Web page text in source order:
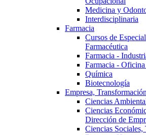
Medicina y
Interdisciplinaria
Farmacia
Cursos de
Farmacéutica
Farmacia -
Farmacia -
Química
Biotecnología
Empresa,
Ciencias
Ciencias
Dirección de
Ciencias